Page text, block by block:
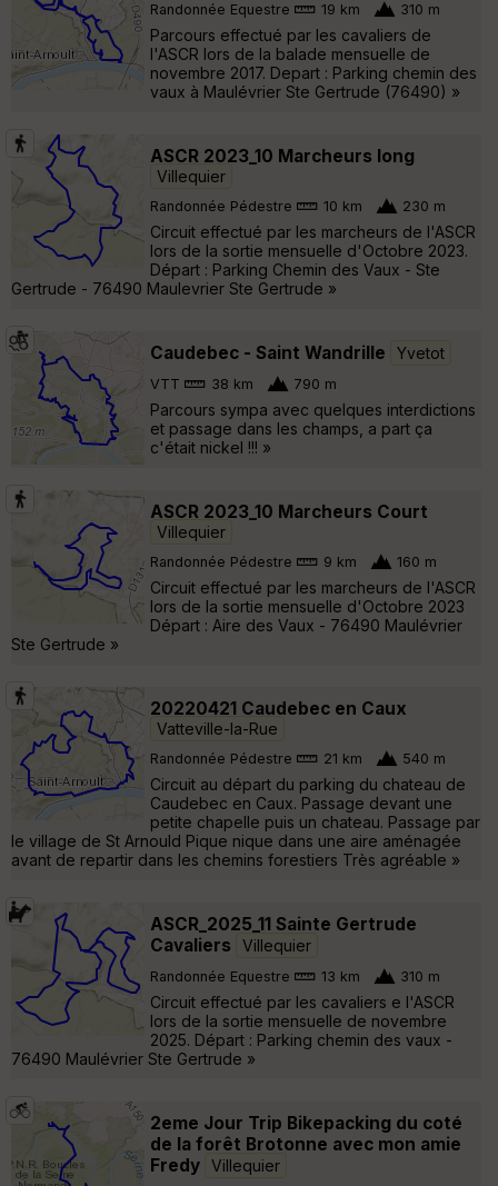
Randonnée Equestre 19 km 310 m
Parcours effectué par les cavaliers de
l'ASCR lors de la balade mensuelle de
novembre 2017. Depart : Parking chemin des
vaux à Maulévrier Ste Gertrude (76490) »
ASCR 2023_10 Marcheurs long
Villequier
Randonnée Pédestre 10 km 230 m
Circuit effectué par les marcheurs de l'ASCR
lors de la sortie mensuelle d'Octobre 2023.
Départ : Parking Chemin des Vaux - Ste
Gertrude - 76490 Maulevrier Ste Gertrude »
Caudebec - Saint Wandrille Yvetot
VTT 38 km 790 m
Parcours sympa avec quelques interdictions
et passage dans les champs, a part ça
c'était nickel !!! »
ASCR 2023_10 Marcheurs Court
Villequier
Randonnée Pédestre 9 km 160 m
Circuit effectué par les marcheurs de l'ASCR
lors de la sortie mensuelle d'Octobre 2023
Départ : Aire des Vaux - 76490 Maulévrier
Ste Gertrude »
20220421 Caudebec en Caux
Vatteville-la-Rue
Randonnée Pédestre 21 km 540 m
Circuit au départ du parking du chateau de
Caudebec en Caux. Passage devant une
petite chapelle puis un chateau. Passage par
le village de St Arnould Pique nique dans une aire aménagée
avant de repartir dans les chemins forestiers Très agréable »
ASCR_2025_11 Sainte Gertrude
Cavaliers
Villequier
Randonnée Equestre 13 km 310 m
Circuit effectué par les cavaliers e l'ASCR
lors de la sortie mensuelle de novembre
2025. Départ : Parking chemin des vaux -
76490 Maulévrier Ste Gertrude »
2eme Jour Trip Bikepacking du coté
de la forêt Brotonne avec mon amie
Fredy Villequier